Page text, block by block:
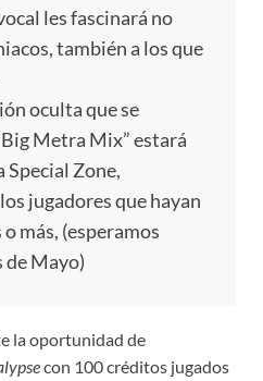
les fascinará no
también a los que
oculta que se
Metra Mix” estará
Zone,
jugadores que hayan
más, (esperamos
de Mayo)
la oportunidad de
con 100 créditos jugados